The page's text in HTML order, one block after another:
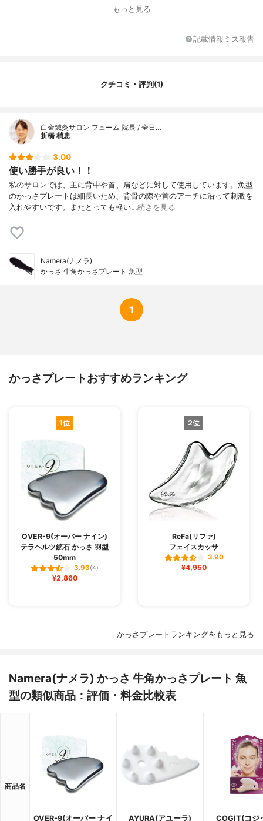
もっと見る
記載情報ミス報告
クチコミ・評判(1)
白金鍼灸サロン フューム 院長 / 全日…
折橋 梢恵
3.00
使い勝手が良い！！
私のサロンでは、主に背中や首、肩などに対して使用しています。魚型
のかっさプレートは細長いため、背骨の際や首のアーチに沿って刺激を
入れやすいです。またとっても軽い…続きを見る
Namera(ナメラ)
かっさ 牛角かっさプレート 魚型
1
かっさプレートおすすめランキング
1位
OVER-9(オーバー ナイン)
テラヘルツ鉱石 かっさ 羽型
50mm
3.93(4)
¥2,860
2位
ReFa(リファ)
フェイスカッサ
3.90
¥4,950
かっさプレートランキングをもっと見る
Namera(ナメラ) かっさ 牛角かっさプレート 魚
型の類似商品：評価・料金比較表
商品名
OVER-9(オーバー ナイ AYURA(アユーラ) COGIT(コジ